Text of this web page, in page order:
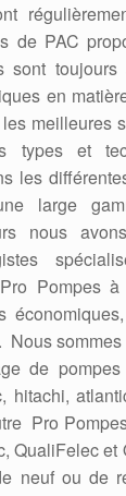
de PAC
sont
en
meilleures
types et
les
large
nous
Pompes
de
hitachi,
Pro
QualiFelec et
neuf ou de